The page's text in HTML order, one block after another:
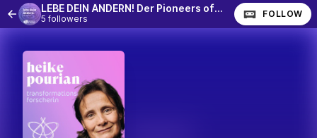
LEBE DEIN ÄNDERN! Der Pioneers of Change-Podcast
5 followers FOLLOW